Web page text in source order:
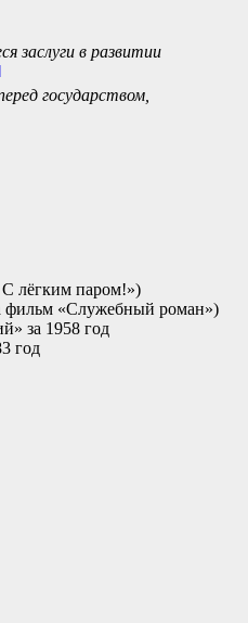
заслуги в развитии
государством,
лёгким паром!»)
фильм «Служебный роман»)
за 1958 год
год